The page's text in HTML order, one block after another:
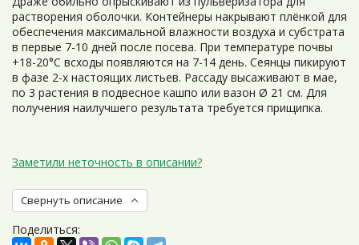
растворения оболочки. Контейнеры накрывают плёнкой для
обеспечения максимальной влажности воздуха и субстрата
в первые 7-10 дней после посева. При температуре почвы
+18-20°C всходы появляются на 7-14 день. Сеянцы пикируют
в фазе 2-х настоящих листьев. Рассаду высаживают в мае,
по 3 растения в подвесное кашпо или вазон Ø 21 см. Для
получения наилучшего результата требуется прищипка.
Заметили неточность в описании?
Свернуть описание
Поделиться: